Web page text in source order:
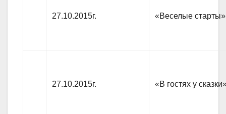
27.10.2015г. «Веселые старты»
27.10.2015г. «В гостях у